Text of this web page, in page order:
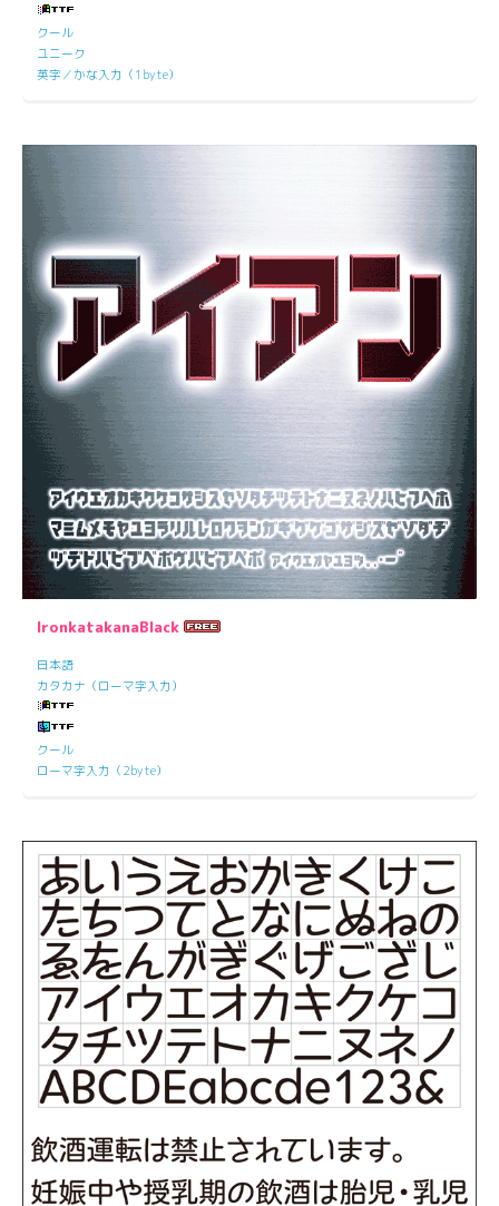
クール
ユニーク
英字／かな入力（1byte）
IronkatakanaBlack
日本語
カタカナ（ローマ字入力）
クール
ローマ字入力（2byte）